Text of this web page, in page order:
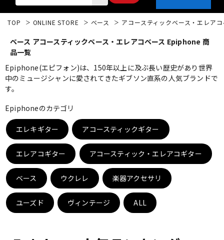
エレキギター アコギ/エレアコ
ドラム パーカッション
キーボード 電子ピアノ
TOP ONLINE STORE ベース アコースティックベース・エレア
ベース アコースティックベース・エレアコベース Epiphone 商
品一覧
Epiphone(エピフォン)は、150年以上に及ぶ長い歴史があり世界
中のミュージシャンに愛されてきたギブソン直系の人気ブランドで
す。
Epiphoneのカテゴリ
エレキギター アコースティックギター
エレアコギター アコースティック・エレアコギター
ベース ウクレレ 楽器アクセサリ
ユーズド ヴィンテージ ALL